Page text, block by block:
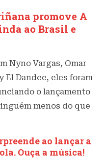
promove A
ao Brasil e
Nyno Vargas, Omar
El Dandee, eles foram
o lançamento
menos do que
ao lançar a
Ouça a música!